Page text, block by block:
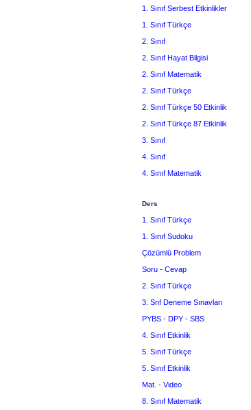
1. Sınıf Serbest Etkinlikler
1. Sınıf Türkçe
2. Sınıf
2. Sınıf Hayat Bilgisi
2. Sınıf Matematik
2. Sınıf Türkçe
2. Sınıf Türkçe 50 Etkinlik
2. Sınıf Türkçe 87 Etkinlik
3. Sınıf
4. Sınıf
4. Sınıf Matematik
Ders
1. Sınıf Türkçe
1. Sınıf Sudoku
Çözümlü Problem
Soru - Cevap
2. Sınıf Türkçe
3. Snf Deneme Sınavları
PYBS - DPY - SBS
4. Sınıf Etkinlik
5. Sınıf Türkçe
5. Sınıf Etkinlik
Mat. - Video
8. Sınıf Matematik